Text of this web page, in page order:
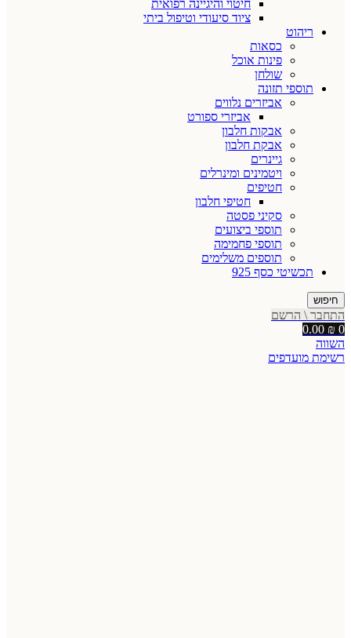
חיטוי והיגיינה רפואית
ציוד סיעודי וטיפול ביתי
ריהוט
כסאות
פינות אוכל
שולחן
תוספי תזונה
אביזרים נלווים
אביזרי ספורט
אבקות חלבון
אבקת חלבון
גיינרים
ויטמינים ומינרלים
חטיפים
חטיפי חלבון
סקיני פסטה
תוספי ביצועים
תוספי פחמימה
תוספים משלימים
תכשיטי כסף 925
חיפוש
התחבר \ הרשם
0
0.00 ₪
השווה
רשימת מועדפים